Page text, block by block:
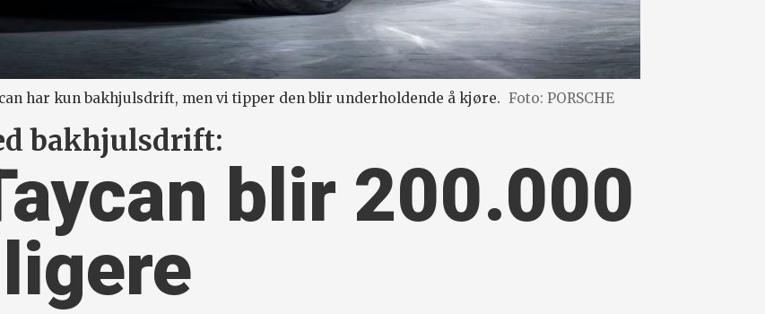
har kun bakhjulsdrift, men vi tipper den blir underholdende å kjøre. Foto: PORSCHE
bakhjulsdrift:
blir 200.000